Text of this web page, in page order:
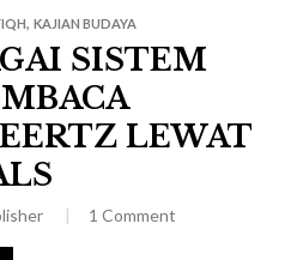
, KAJIAN BUDAYA
SISTEM
LEWAT
1 Comment